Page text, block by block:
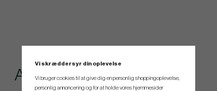
Andre købte også
Vi skræddersyr din oplevelse
Vi bruger cookies til at give dig en personlig shoppingoplevelse,
personlig annoncering og for at holde vores hjemmesider